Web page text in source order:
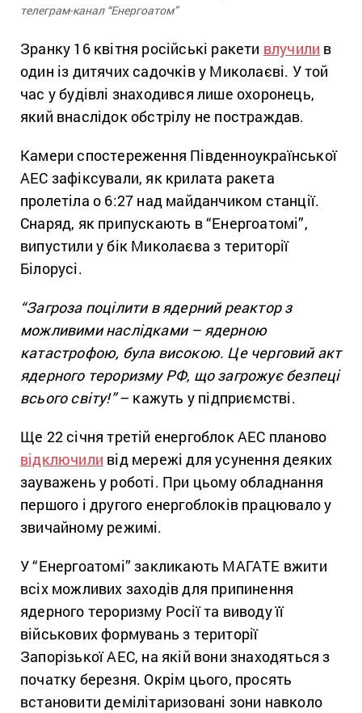
телеграм-канал “Енергоатом”
Зранку 16 квітня російські ракети влучили в
один із дитячих садочків у Миколаєві. У той
час у будівлі знаходився лише охоронець,
який внаслідок обстрілу не постраждав.
Камери спостереження Південноукраїнської
АЕС зафіксували, як крилата ракета
пролетіла о 6:27 над майданчиком станції.
Снаряд, як припускають в “Енергоатомі”,
випустили у бік Миколаєва з території
Білорусі.
“Загроза поцілити в ядерний реактор з
можливими наслідками – ядерною
катастрофою, була високою. Це черговий акт
ядерного тероризму РФ, що загрожує безпеці
всього світу!”– кажуть у підприємстві.
Ще 22 січня третій енергоблок АЕС планово
відключили від мережі для усунення деяких
зауважень у роботі. При цьому обладнання
першого і другого енергоблоків працювало у
звичайному режимі.
У “Енергоатомі” закликають МАГАТЕ вжити
всіх можливих заходів для припинення
ядерного тероризму Росії та виводу її
військових формувань з території
Запорізької АЕС, на якій вони знаходяться з
початку березня. Окрім цього, просять
встановити демілітаризовані зони навколо